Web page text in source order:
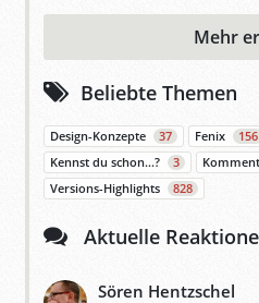
Mehr
Beliebte Themen
Design-Konzepte 37 Fenix 156
Kennst du schon…?
3
Versions-Highlights
828
Aktuelle
Sören Hentzschel